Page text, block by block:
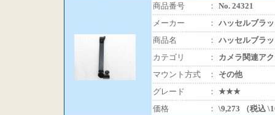
商品番号 ： No. 24321
メーカー
： ハッセルブラ
商品名
： ハッセルブラ
カテゴリ
：
カメラ関連ア
マウント方式
：
その他
グレード
： ★★★
価格
： \9,273 （税込